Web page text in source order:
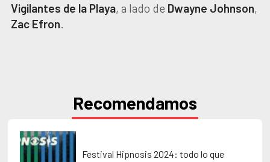
Vigilantes de la Playa, a lado de Dwayne Johnson,
Zac Efron.
Recomendamos
Festival Hipnosis 2024: todo lo que